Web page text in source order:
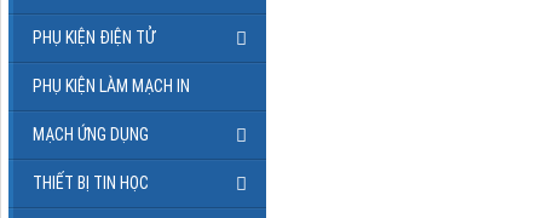
PHỤ KIỆN ĐIỆN TỬ
PHỤ KIỆN LÀM MẠCH IN
MẠCH ỨNG DỤNG
THIẾT BỊ TIN HỌC